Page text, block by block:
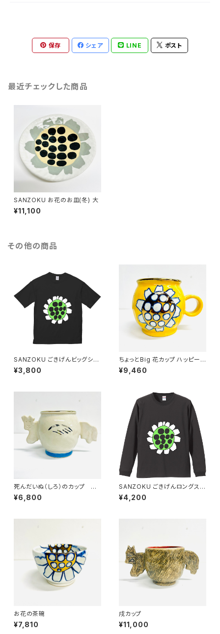
保存 シェア LINE ポスト
最近チェックした商品
SANZOKU お花のお皿(冬) 大
¥11,100
その他の商品
SANZOKU ごきげんビッグシル
エットT★（ブラック）
¥3,800
ちょっとBig 花カップ ハッピーイ
エロー
¥9,460
死んだいぬ（しろ）のカップ み
んなのSANZOKU☆
¥6,800
SANZOKU ごきげんロングスリ
ーブT★（SUMI）
¥4,200
お花の茶碗
¥7,810
戌カップ
¥11,000